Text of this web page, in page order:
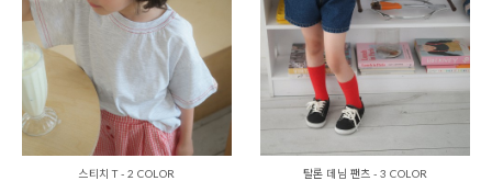
스티치 T - 2 COLOR
탈론 데님 팬츠 - 3 COLOR